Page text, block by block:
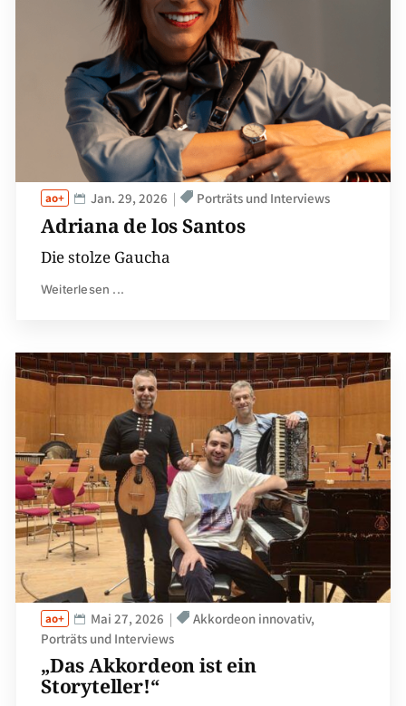
Adriana de los Santos
Jan. 29, 2026 Porträts und Interviews
Die stolze Gaucha
Weiterlesen ...
„Das Akkordeon ist ein
Storyteller!“
Mai 27, 2026
Akkordeon innovativ
Porträts und Interviews